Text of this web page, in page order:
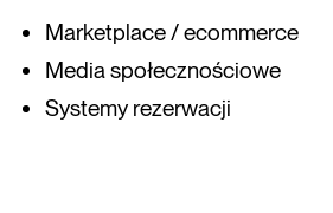
Marketplace / ecommerce
Media społecznościowe
Systemy rezerwacji